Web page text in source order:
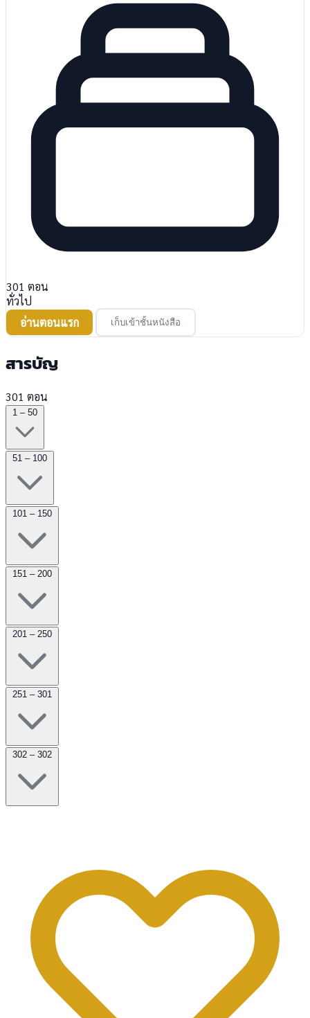
301 ตอน
ทั่วไป
อ่านตอนแรก
เก็บเข้าชั้นหนังสือ
สารบัญ
301 ตอน
1 – 50
51 – 100
101 – 150
151 – 200
201 – 250
251 – 301
302 – 302